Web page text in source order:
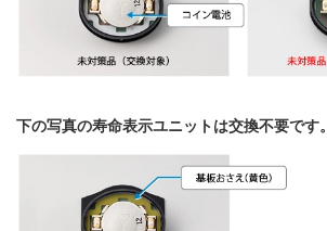
下の写真の寿命表示ユニットは交換不要です。